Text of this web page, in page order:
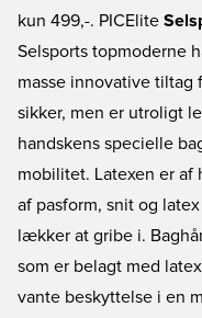
kun 499,-. PICElite
Selsports topmoderne
masse innovative tiltag
sikker, men er utroligt
handskens specielle
mobilitet. Latexen er af
af pasform, snit og
lækker at gribe i.
som er belagt med
vante beskyttelse i en